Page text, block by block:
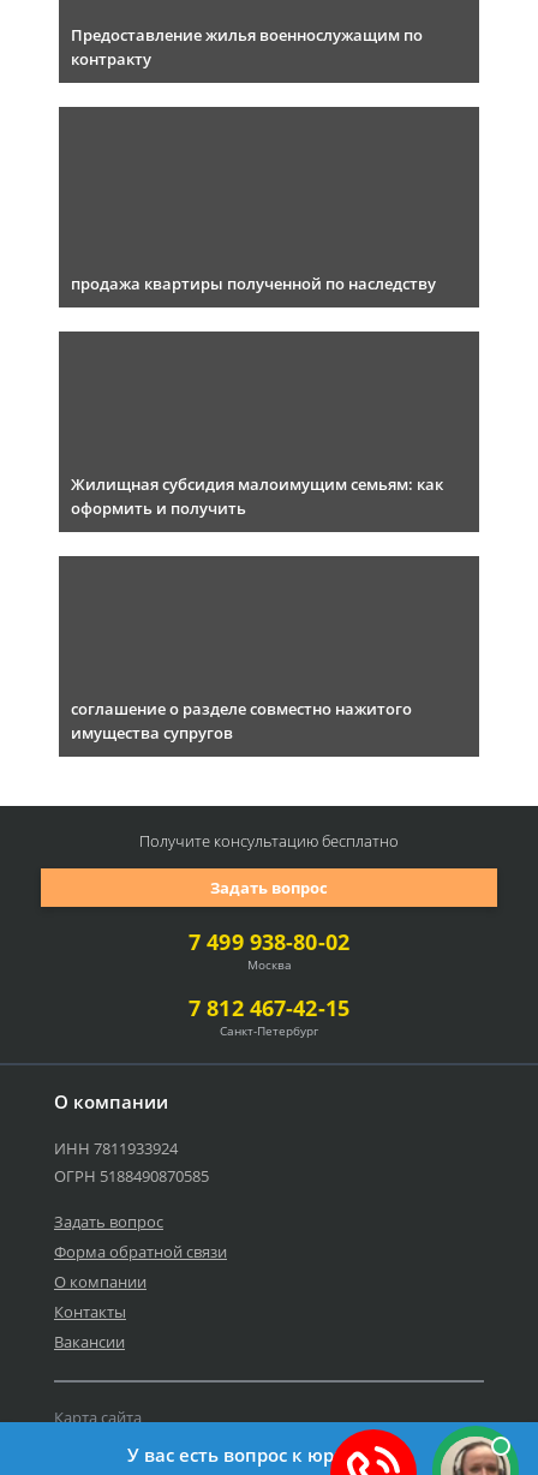
Предоставление жилья военнослужащим по
контракту
продажа квартиры полученной по наследству
Жилищная субсидия малоимущим семьям: как
оформить и получить
соглашение о разделе совместно нажитого
имущества супругов
О компании
ИНН 7811933924
ОГРН 5188490870585
Задать вопрос
Форма обратной связи
О компании
Контакты
Вакансии
Карта сайта
Политика персональных данных
7 499 938-80-02
Москва
7 812 467-42-15
Санкт-Петербург
Задать вопрос
Получите консультациюбесплатно
У вас есть вопрос к юристу?